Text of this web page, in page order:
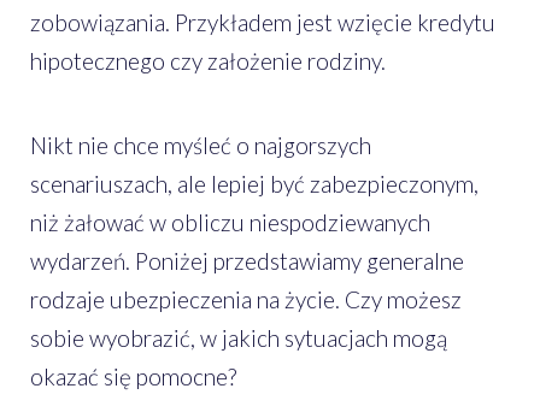
zobowiązania. Przykładem jest wzięcie kredytu
hipotecznego czy założenie rodziny.
Nikt nie chce myśleć o najgorszych
scenariuszach, ale lepiej być zabezpieczonym,
niż żałować w obliczu niespodziewanych
wydarzeń. Poniżej przedstawiamy generalne
rodzaje ubezpieczenia na życie. Czy możesz
sobie wyobrazić, w jakich sytuacjach mogą
okazać się pomocne?